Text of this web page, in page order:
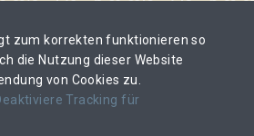
ausschreiben
Abomodelle für
Veranstalter-
zum korrekten funktionieren so
die Nutzung dieser Website
von Cookies zu.
Tracking für